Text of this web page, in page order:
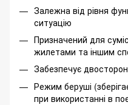
Залежна від рівня
ситуацію
Призначений для
жилетами та іншим
Забезпечує
Режим беруші
при використанні в